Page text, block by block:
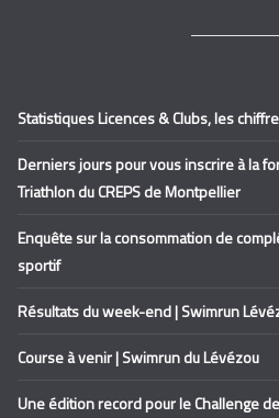
Statistiques Licences & Clubs, les
Derniers jours pour vous inscrire à la
Triathlon du CREPS de Montpellier
Enquête sur la consommation de
sportif
Résultats du week-end | Swimrun
Course à venir | Swimrun du Lévézou
Une édition record pour le Challenge